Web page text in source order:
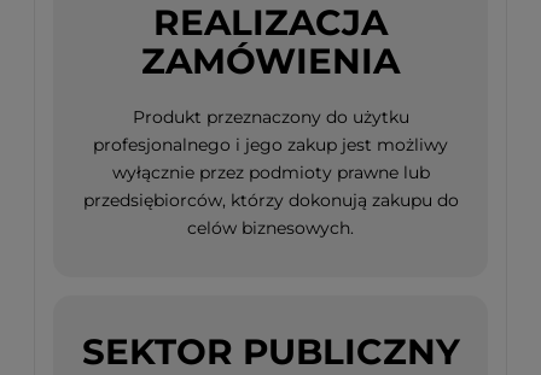
REALIZACJA
ZAMÓWIENIA
Produkt przeznaczony do użytku
profesjonalnego i jego zakup jest możliwy
wyłącznie przez podmioty prawne lub
przedsiębiorców, którzy dokonują zakupu do
celów biznesowych.
SEKTOR PUBLICZNY